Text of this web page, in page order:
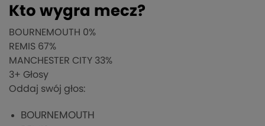
Kto wygra mecz?
BOURNEMOUTH 0%
REMIS 67%
MANCHESTER CITY 33%
3+ Głosy
Oddaj swój głos:
BOURNEMOUTH